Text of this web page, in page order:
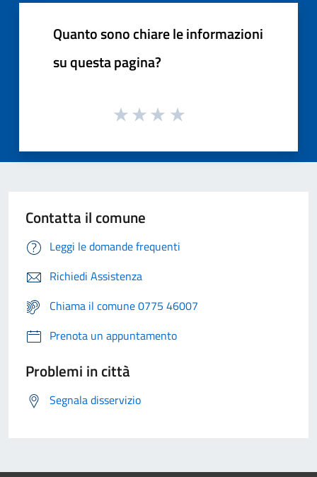
Quanto sono chiare le informazioni
su questa pagina?
Contatta il comune
Leggi le domande frequenti
Richiedi Assistenza
Chiama il comune 0775 46007
Prenota un appuntamento
Problemi in città
Segnala disservizio